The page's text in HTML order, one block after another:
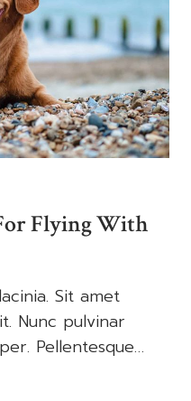
Flying With
Sit amet
Nunc pulvinar
Pellentesque…